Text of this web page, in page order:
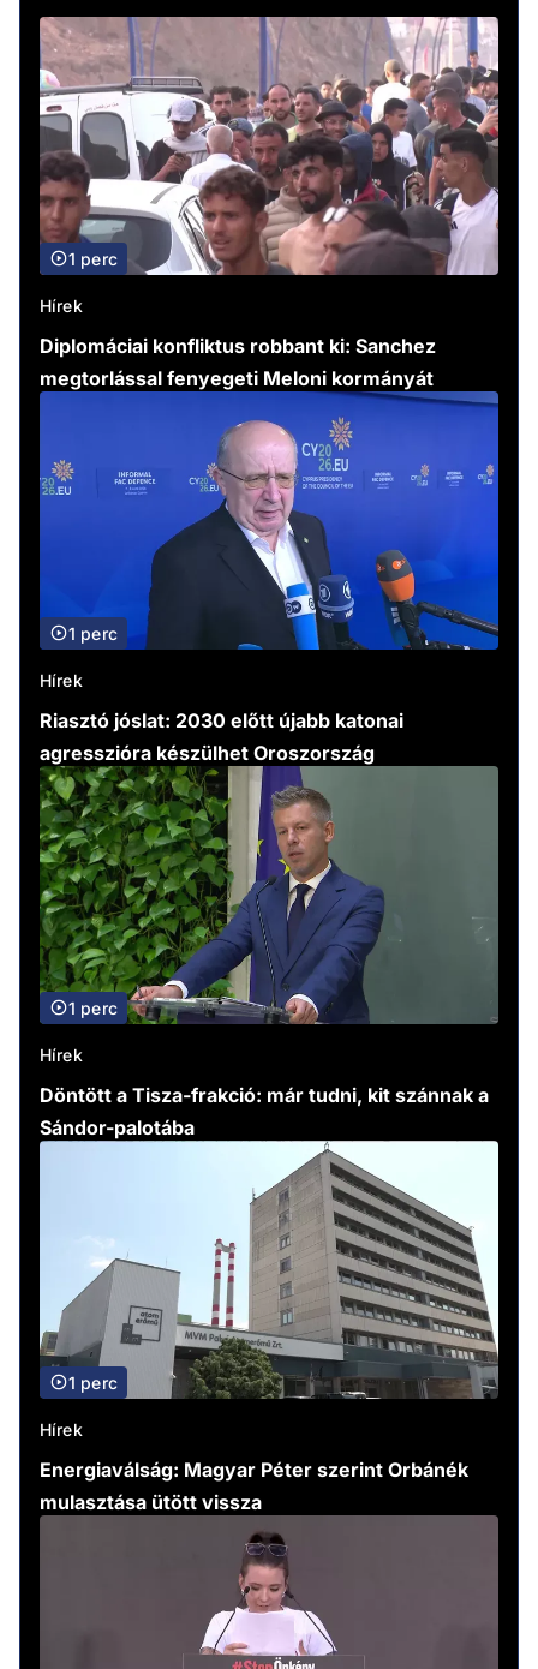
1 perc
Hírek
Diplomáciai konfliktus robbant ki: Sanchez
megtorlással fenyegeti Meloni kormányát
1 perc
Hírek
Riasztó jóslat: 2030 előtt újabb katonai
agresszióra készülhet Oroszország
1 perc
Hírek
Döntött a Tisza-frakció: már tudni, kit szánnak a
Sándor-palotába
1 perc
Hírek
Energiaválság: Magyar Péter szerint Orbánék
mulasztása ütött vissza